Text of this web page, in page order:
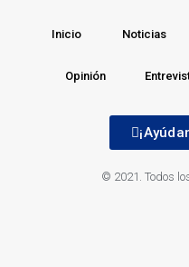
Inicio Noticias
Opinión
© 2021. Todos